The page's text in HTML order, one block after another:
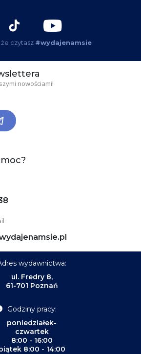
czytasz #wydajenamsie
nowościami!
wydawnictwa:
ul. Fredry 8,
61-701 Poznań
Godziny pracy:
poniedziałek-
czwartek
8:00 - 16:00
8:00 - 14:00